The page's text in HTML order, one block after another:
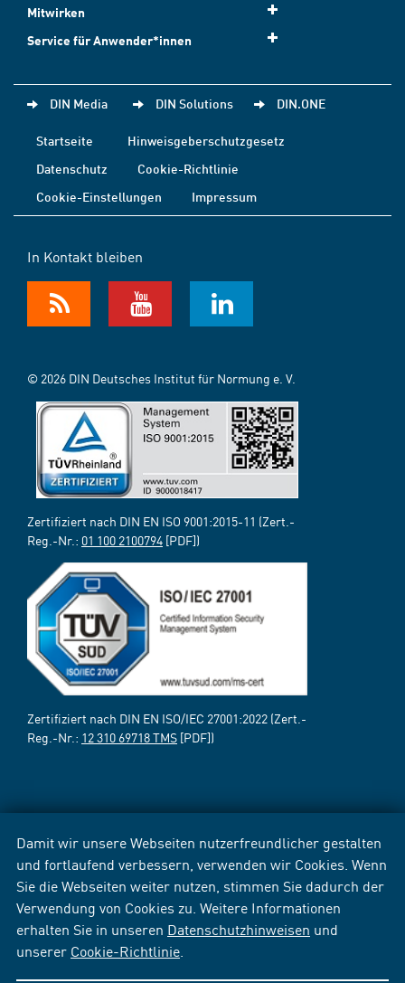
Damit wir unsere Webseiten nutzerfreundlicher gestalten
und fortlaufend verbessern, verwenden wir Cookies. Wenn
Sie die Webseiten weiter nutzen, stimmen Sie dadurch der
Verwendung von Cookies zu. Weitere Informationen
erhalten Sie in unseren Datenschutzhinweisen und
unserer Cookie-Richtlinie
Mitwirken
Service für Anwender*innen
DIN Media DIN Solutions DIN.ONE
Startseite
Hinweisgeberschutzgesetz
Datenschutz
Cookie-Richtlinie
Cookie-Einstellungen
Impressum
In Kontakt bleiben
© 2026 DIN Deutsches Institut für Normung e. V.
Zertifiziert nach DIN EN ISO 9001:2015-11 (Zert.-
Reg.-Nr.: 01 100 2100794 [PDF])
Zertifiziert nach DIN EN ISO/IEC 27001:2022 (Zert.-
Reg.-Nr.: 12 310 69718 TMS [PDF])